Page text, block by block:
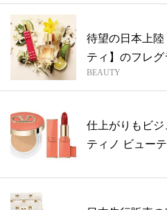
待望の日本上
ティ】のフレ
ア...
BEAUTY
仕上がりもビ
ティノ ビュー